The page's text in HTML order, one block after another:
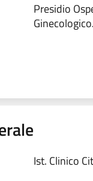
Presidio
Ist. Clinico